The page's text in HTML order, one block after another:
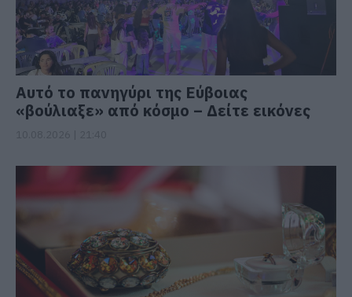
Αυτό το πανηγύρι της Εύβοιας
«βούλιαξε» από κόσμο – Δείτε εικόνες